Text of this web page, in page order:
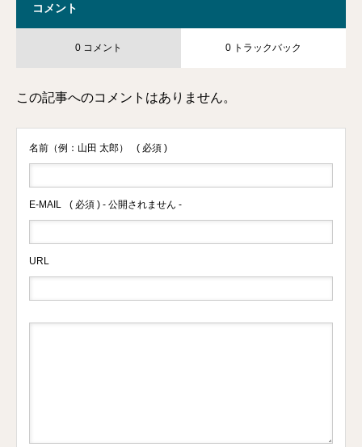
コメント
0 コメント 0 トラックバック
この記事へのコメントはありません。
名前（例：山田 太郎） ( 必須 )
E-MAIL ( 必須 ) - 公開されません -
URL